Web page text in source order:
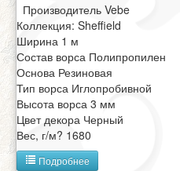
Производитель Vebe
Коллекция: Sheffield
Ширина 1 м
Состав ворса Полипропилен
Основа Резиновая
Тип ворса Иглопробивной
Высота ворса 3 мм
Цвет декора Черный
Вес, г/м? 1680
Подробнее